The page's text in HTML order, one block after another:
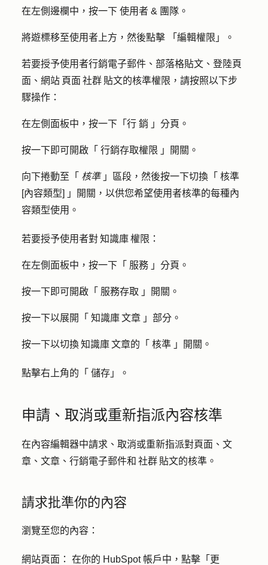
在左側邊欄中，按一下 使用者 & 團隊 。
將遊標移至使用者上方，然後點擊 「編輯權限」 。
若要授予使用者行銷電子郵件、部落格貼文、登陸頁
面、網站 頁面 社群 貼文的核準權限，請按照以下步
驟操作：
在左側面板中，按一下「行 銷 」分頁。
按一下即可開啟「 行銷存取權限 」開關。
向下捲動至「 核準」區段，然後按一下切換「 核準
[內容類型] 」開關，以供您希望使用者核準的每種內
容類型使用。
若要授予使用者對 知識庫 權限：
在左側面板中，按一下「 服務 」分頁。
按一下即可開啟「 服務存取 」開關。
按一下以展開「 知識庫 文章 」部分。
按一下以切換 知識庫 文章的「 核準 」開關。
點擊右上角的「 儲存 」。
申請、取消或重新指派內容核準
在內容編輯器中請求、取消或重新指派對頁面、文
章、文章、行銷電子郵件和 社群 貼文的核準。
請求批準你的內容
瀏覽至您的內容：
網站頁面 ： 在你的 HubSpot 帳戶中，點擊 「更